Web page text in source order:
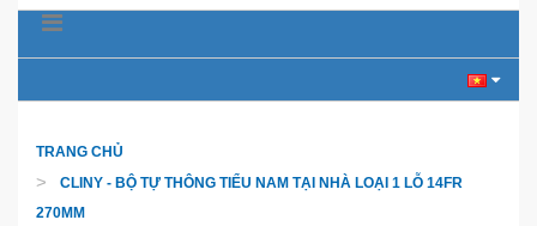
TRANG CHỦ
CLINY - BỘ TỰ THÔNG TIỂU NAM TẠI NHÀ LOẠI 1 LỖ 14FR
270MM